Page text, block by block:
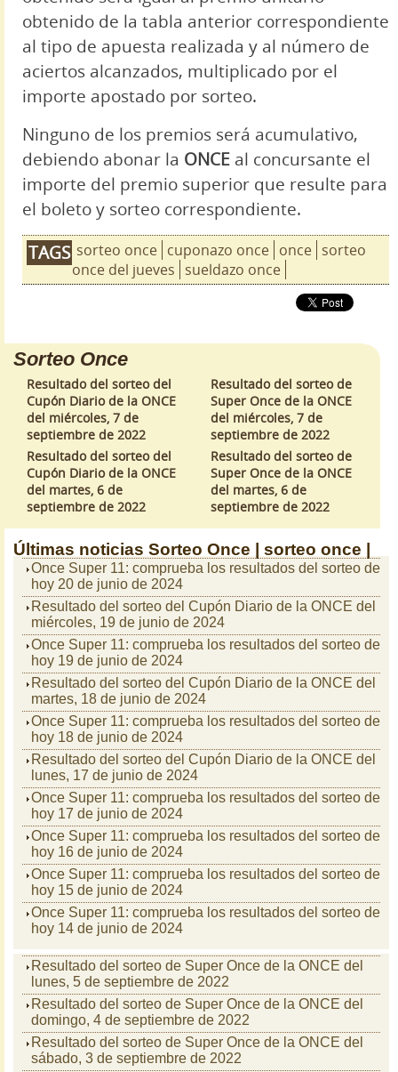
obtenido de la tabla anterior correspondiente
al tipo de apuesta realizada y al número de
aciertos alcanzados, multiplicado por el
importe apostado por sorteo.
Ninguno de los premios será acumulativo,
debiendo abonar la ONCE al concursante el
importe del premio superior que resulte para
el boleto y sorteo correspondiente.
TAGS sorteo once cuponazo once once sorteo
once del jueves sueldazo once
Sorteo Once
Resultado del sorteo del
Cupón Diario de la ONCE
del miércoles, 7 de
septiembre de 2022
Resultado del sorteo de
Super Once de la ONCE
del miércoles, 7 de
septiembre de 2022
Resultado del sorteo del
Cupón Diario de la ONCE
del martes, 6 de
septiembre de 2022
Resultado del sorteo de
Super Once de la ONCE
del martes, 6 de
septiembre de 2022
Últimas noticias Sorteo Once | sorteo once |
Once Super 11: comprueba los resultados del sorteo de
hoy 20 de junio de 2024
Resultado del sorteo del Cupón Diario de la ONCE del
miércoles, 19 de junio de 2024
Once Super 11: comprueba los resultados del sorteo de
hoy 19 de junio de 2024
Resultado del sorteo del Cupón Diario de la ONCE del
martes, 18 de junio de 2024
Once Super 11: comprueba los resultados del sorteo de
hoy 18 de junio de 2024
Resultado del sorteo del Cupón Diario de la ONCE del
lunes, 17 de junio de 2024
Once Super 11: comprueba los resultados del sorteo de
hoy 17 de junio de 2024
Once Super 11: comprueba los resultados del sorteo de
hoy 16 de junio de 2024
Once Super 11: comprueba los resultados del sorteo de
hoy 15 de junio de 2024
Once Super 11: comprueba los resultados del sorteo de
hoy 14 de junio de 2024
Resultado del sorteo de Super Once de la ONCE del
lunes, 5 de septiembre de 2022
Resultado del sorteo de Super Once de la ONCE del
domingo, 4 de septiembre de 2022
Resultado del sorteo de Super Once de la ONCE del
sábado, 3 de septiembre de 2022